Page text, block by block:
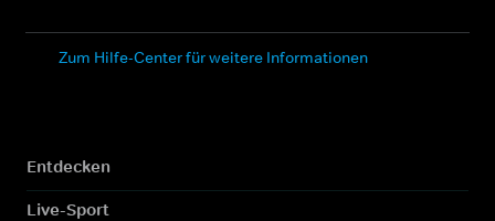
Zum Hilfe-Center für weitere Informationen
Entdecken
Live-Sport